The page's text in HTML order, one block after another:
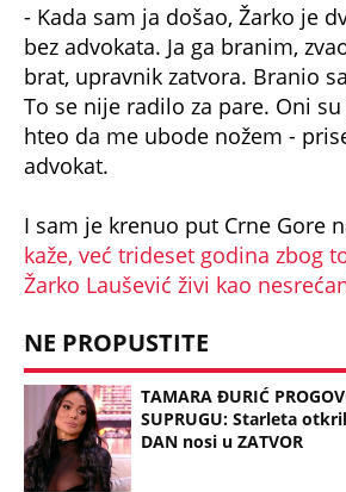
- Kada sam ja došao, Žarko je
bez advokata. Ja ga branim,
brat, upravnik zatvora. Branio
To se nije radilo za pare. Oni
hteo da me ubode nožem -
advokat.
I sam je krenuo put Crne Gore
kaže, već trideset godina zbog
Žarko Laušević živi kao
NE PROPUSTITE
TAMARA ĐURIĆ
SUPRUGU: Starleta
DAN nosi u ZATVOR